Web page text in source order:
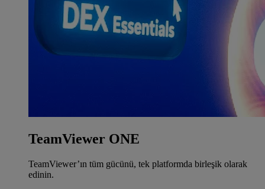
TeamViewer ONE
TeamViewer’ın tüm gücünü, tek platformda birleşik olarak
edinin.